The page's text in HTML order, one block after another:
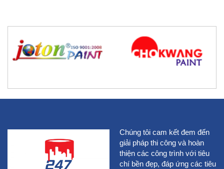
Chúng tôi cam kết đem đến
giải pháp thi công và hoàn
thiện các công trình với tiêu
chí bền đẹp, đáp ứng các tiêu